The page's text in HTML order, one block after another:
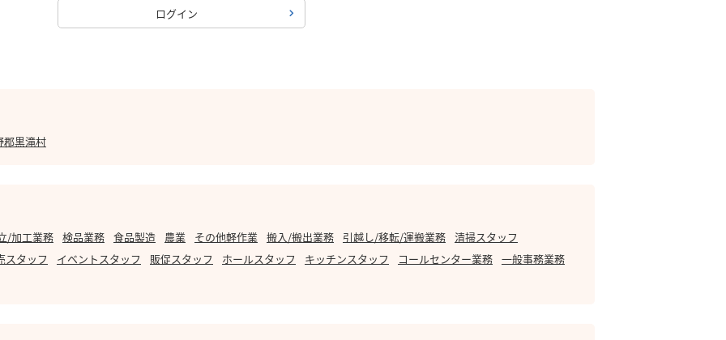
ログイン
郡黒滝村
/加工業務 検品業務 食品製造 農業 その他軽作業 搬入/搬出業務 引越し/移転/運搬業務 清掃スタッフ
スタッフ
イベントスタッフ 販促スタッフ ホールスタッフ キッチンスタッフ コールセンター業務 一般事務業務